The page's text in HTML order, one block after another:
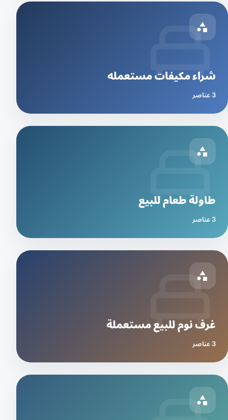
شراء مكيفات مستعمله
3 عناصر
طاولة طعام للبيع
3 عناصر
غرف نوم للبيع مستعملة
3 عناصر